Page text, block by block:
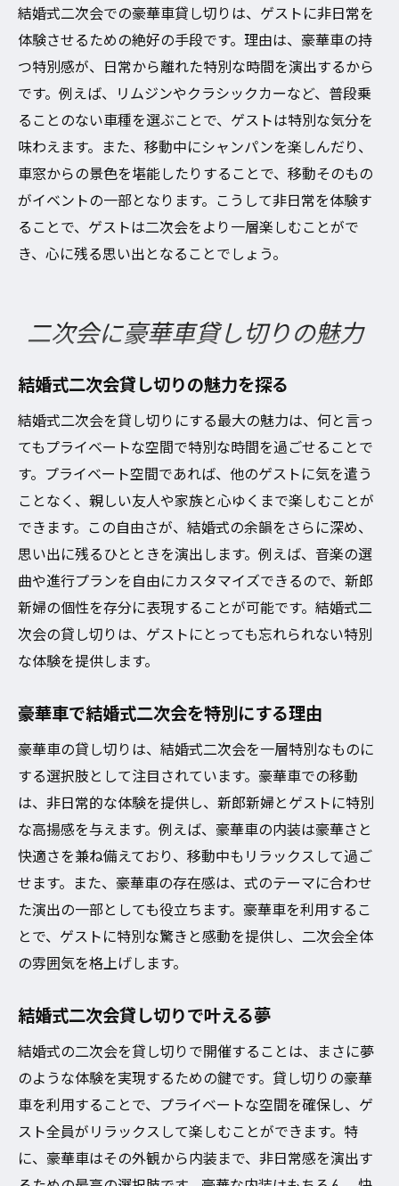
結婚式二次会での豪華車貸し切りは、ゲストに非日常を
体験させるための絶好の手段です。理由は、豪華車の持
つ特別感が、日常から離れた特別な時間を演出するから
です。例えば、リムジンやクラシックカーなど、普段乗
ることのない車種を選ぶことで、ゲストは特別な気分を
味わえます。また、移動中にシャンパンを楽しんだり、
車窓からの景色を堪能したりすることで、移動そのもの
がイベントの一部となります。こうして非日常を体験す
ることで、ゲストは二次会をより一層楽しむことがで
き、心に残る思い出となることでしょう。
二次会に豪華車貸し切りの魅力
結婚式二次会貸し切りの魅力を探る
結婚式二次会を貸し切りにする最大の魅力は、何と言っ
てもプライベートな空間で特別な時間を過ごせることで
す。プライベート空間であれば、他のゲストに気を遣う
ことなく、親しい友人や家族と心ゆくまで楽しむことが
できます。この自由さが、結婚式の余韻をさらに深め、
思い出に残るひとときを演出します。例えば、音楽の選
曲や進行プランを自由にカスタマイズできるので、新郎
新婦の個性を存分に表現することが可能です。結婚式二
次会の貸し切りは、ゲストにとっても忘れられない特別
な体験を提供します。
豪華車で結婚式二次会を特別にする理由
豪華車の貸し切りは、結婚式二次会を一層特別なものに
する選択肢として注目されています。豪華車での移動
は、非日常的な体験を提供し、新郎新婦とゲストに特別
な高揚感を与えます。例えば、豪華車の内装は豪華さと
快適さを兼ね備えており、移動中もリラックスして過ご
せます。また、豪華車の存在感は、式のテーマに合わせ
た演出の一部としても役立ちます。豪華車を利用するこ
とで、ゲストに特別な驚きと感動を提供し、二次会全体
の雰囲気を格上げします。
結婚式二次会貸し切りで叶える夢
結婚式の二次会を貸し切りで開催することは、まさに夢
のような体験を実現するための鍵です。貸し切りの豪華
車を利用することで、プライベートな空間を確保し、ゲ
スト全員がリラックスして楽しむことができます。特
に、豪華車はその外観から内装まで、非日常感を演出す